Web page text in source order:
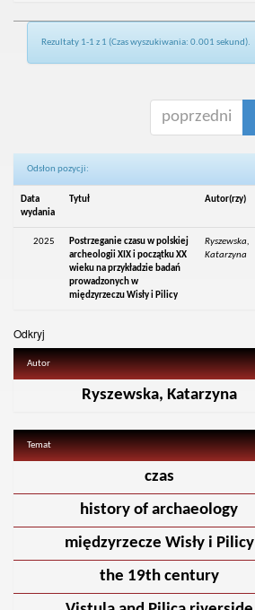
Rezultaty 1-1 z 1 (Czas wyszukiwania: 0.001 sekund).
poprzedni
Odsłon pozycji:
Data
wydania
Tytuł Autor(rzy)
2025
Postrzeganie czasu w polskiej
archeologii XIX i początku XX
wieku na przykładzie badań
prowadzonych w
międzyrzeczu Wisły i Pilicy
Ryszewska,
Katarzyna
Odkryj
Autor
Ryszewska, Katarzyna
Temat
czas
history of archaeology
międzyrzecze Wisły i Pilicy
the 19th century